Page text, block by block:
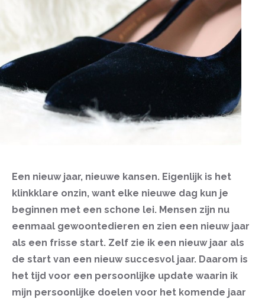
Een nieuw jaar, nieuwe kansen. Eigenlijk is het
klinkklare onzin, want elke nieuwe dag kun je
beginnen met een schone lei. Mensen zijn nu
eenmaal gewoontedieren en zien een nieuw jaar
als een frisse start. Zelf zie ik een nieuw jaar als
de start van een nieuw succesvol jaar. Daarom is
het tijd voor een persoonlijke update waarin ik
mijn persoonlijke doelen voor het komende jaar